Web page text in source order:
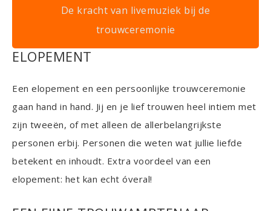
De kracht van livemuziek bij de
trouwceremonie
ELOPEMENT
Een elopement en een persoonlijke trouwceremonie
gaan hand in hand. Jij en je lief trouwen heel intiem met
zijn tweeën, of met alleen de allerbelangrijkste
personen erbij. Personen die weten wat jullie liefde
betekent en inhoudt. Extra voordeel van een
elopement: het kan echt óveral!